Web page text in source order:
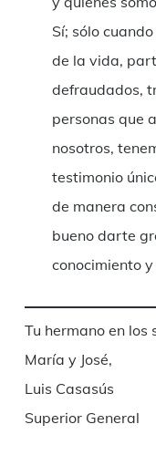
Sí; sólo
de la vida,
defraudados,
personas que
nosotros,
testimonio
de manera
bueno darte
conocimiento
Tu hermano en los
María y José,
Luis Casasús
Superior General